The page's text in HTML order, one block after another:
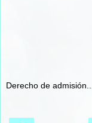
Derecho de